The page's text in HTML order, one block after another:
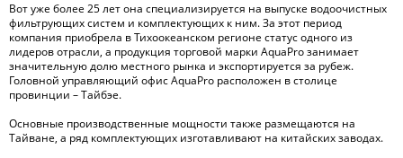
Вот уже более 25 лет она специализируется на выпуске водоочистных
фильтрующих систем и комплектующих к ним. За этот период
компания приобрела в Тихоокеанском регионе статус одного из
лидеров отрасли, а продукция торговой марки AquaPro занимает
значительную долю местного рынка и экспортируется за рубеж.
Головной управляющий офис AquaPro расположен в столице
провинции – Тайбэе.
Основные производственные мощности также размещаются на
Тайване, а ряд комплектующих изготавливают на китайских заводах.